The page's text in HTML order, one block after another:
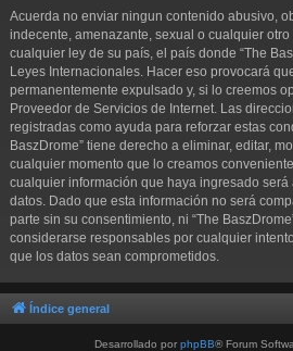
Acuerda no enviar ningun contenido abusivo,
indecente, amenazante, sexual o cualquier
cualquier ley de su país, el país donde “The
Leyes Internacionales. Hacer eso provocará
permanentemente expulsado y, si lo creemos
Proveedor de Servicios de Internet. Las
registradas como ayuda para reforzar estas
BaszDrome” tiene derecho a eliminar, editar,
cualquier momento que lo creamos
cualquier información que haya ingresado
datos. Dado que esta información no será
parte sin su consentimiento, ni “The
considerarse responsables por cualquier
que los datos sean comprometidos.
Índice general
Desarrollado por phpBB® Forum